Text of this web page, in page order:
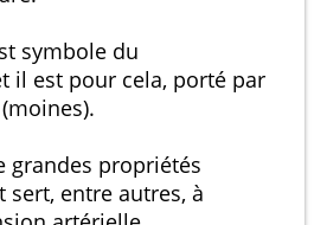
symbole du
il est pour cela, porté par
grandes propriétés
sert, entre autres, à